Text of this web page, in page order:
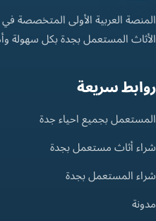
المنصة العربية الأولى المتخصصة
الأثاث المستعمل بجدة بكل سهولة
روابط سريعة
المستعمل بجميع احياء جدة
شراء أثاث مستعمل بجدة
شراء المستعمل بجدة
مدونة